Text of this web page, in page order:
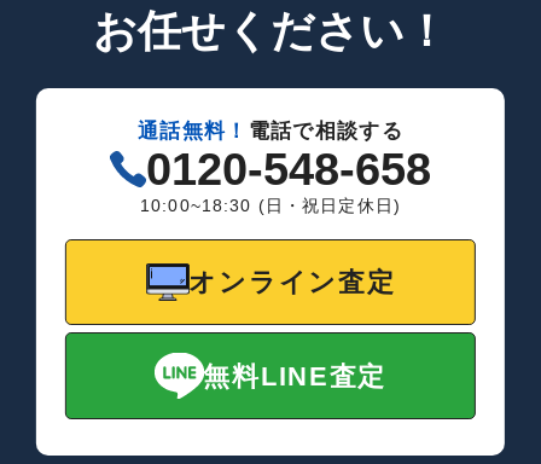
お任せください！
通話無料！ 電話で相談する
0120-548-658
10:00~18:30 (日・祝日定休日)
オンライン査定
無料LINE査定